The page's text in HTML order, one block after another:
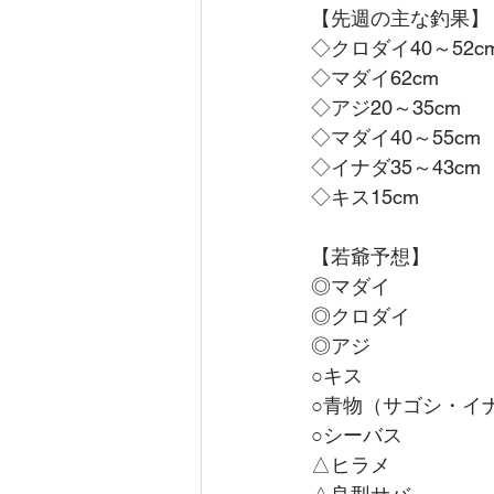
【先週の主な釣果】
◇クロダイ40～
◇マダイ62cm
◇アジ20～35cm
◇マダイ40～55cm
◇イナダ35～43cm
◇キス15cm
【若爺予想】
◎マダイ
◎クロダイ
◎アジ
○キス
○青物（サゴシ・イ
○シーバス
△ヒラメ